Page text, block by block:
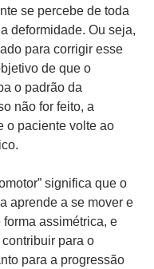
se percebe de toda
deformidade. Ou seja,
para corrigir esse
de que o
o padrão da
não for feito, a
o paciente volte ao
significa que o
aprende a se mover e
assimétrica, e
para o
para a progressão